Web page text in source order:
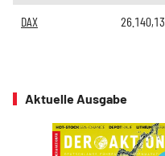
DAX 26.140,13
Aktuelle Ausgabe